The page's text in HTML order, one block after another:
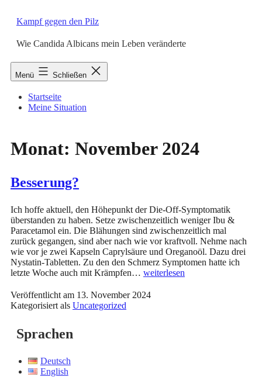
InhaltKampf gegen den Pilz
Wie Candida Albicans mein Leben veränderte
Menü Schließen
Startseite
Meine Situation
Monat: November 2024
Besserung?
Ich hoffe aktuell, den Höhepunkt der Die-Off-Symptomatik
überstanden zu haben. Setze zwischenzeitlich weniger Ibu &
Paracetamol ein. Die Blähungen sind zwischenzeitlich mal
zurück gegangen, sind aber nach wie vor kraftvoll. Nehme nach
wie vor je zwei Kapseln Caprylsäure und Oreganoöl. Dazu drei
Nystatin-Tabletten. Zu den den Schmerz Symptomen hatte ich
letzte Woche auch mit Krämpfen… Besserung?
weiterlesen
Veröffentlicht am 13. November 2024
Kategorisiert als Uncategorized
Sprachen
Deutsch
English